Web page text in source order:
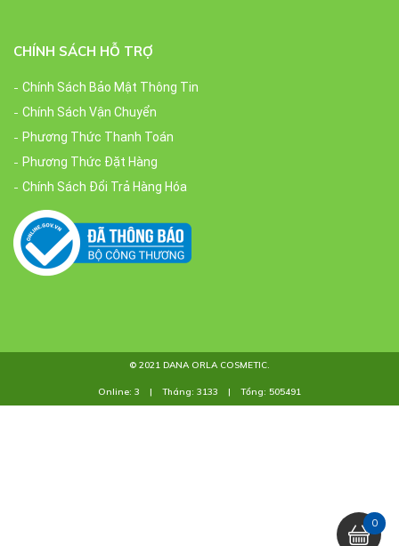
CHÍNH SÁCH HỖ TRỢ
Chính Sách Bảo Mật Thông Tin
Chính Sách Vận Chuyển
Phương Thức Thanh Toán
Phương Thức Đặt Hàng
Chính Sách Đổi Trả Hàng Hóa
© 2021 DANA ORLA COSMETIC.
Online: 3 | Tháng: 3133 | Tổng: 505491
0